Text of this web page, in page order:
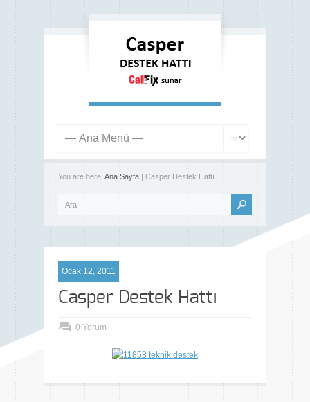
You are here: Ana Sayfa | Casper Destek Hattı
Ocak 12, 2011
Casper Destek Hattı
0 Yorum